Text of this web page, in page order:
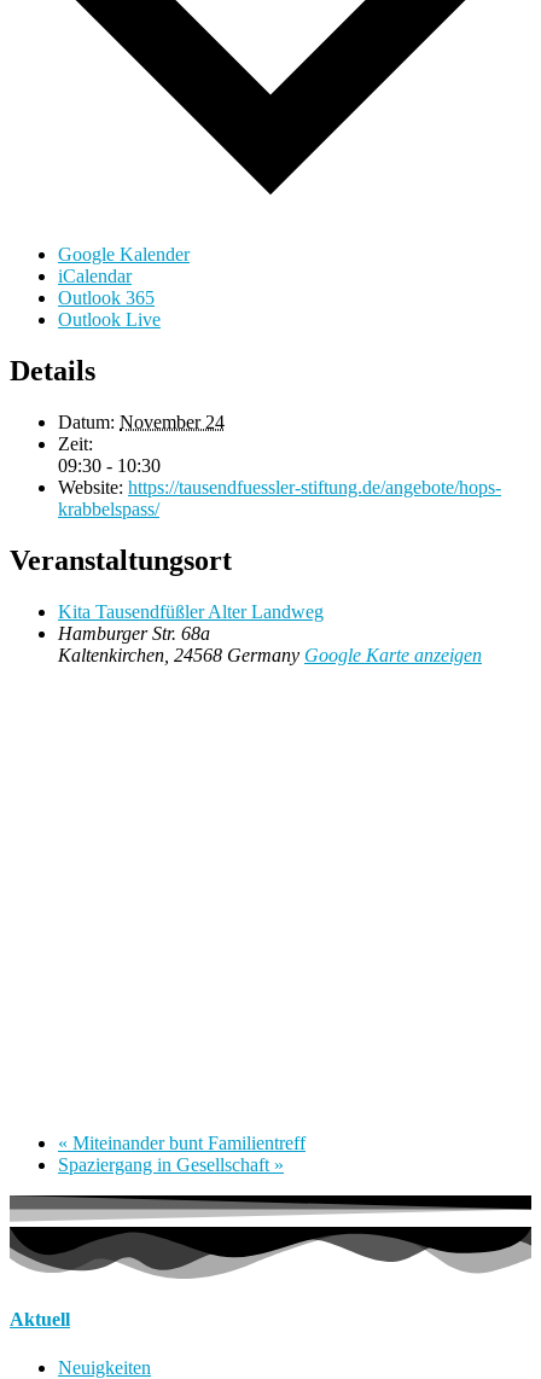
Google Kalender
iCalendar
Outlook 365
Outlook Live
Details
Datum: November 24
Zeit:
09:30 - 10:30
Website: https://tausendfuessler-stiftung.de/angebote/hops-
krabbelspass/
Veranstaltungsort
Kita Tausendfüßler Alter Landweg
Hamburger Str. 68a
Kaltenkirchen 24568 Germany Google Karte anzeigen
« Miteinander bunt Familientreff
Spaziergang in Gesellschaft »
Aktuell
Neuigkeiten